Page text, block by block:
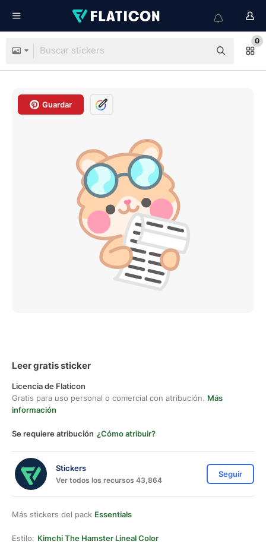
0
Guardar
Leer gratis sticker
Licencia de Flaticon
Gratis para uso personal o comercial con atribución. Más
información
Se requiere atribución ¿Cómo atribuir?
Stickers
Ver todos los recursos 43,864
Seguir
Más stickers del pack Essentials
Estilo: Kimchi The Hamster Lineal Color